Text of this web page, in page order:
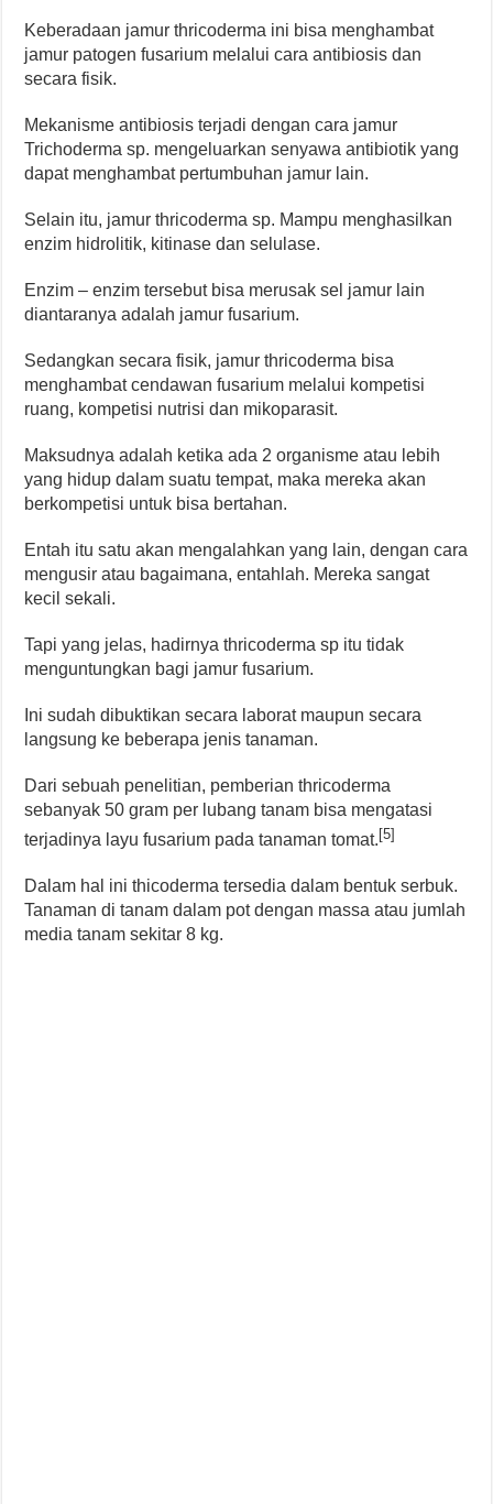
Keberadaan jamur thricoderma ini bisa menghambat
jamur patogen fusarium melalui cara antibiosis dan
secara fisik.
Mekanisme antibiosis terjadi dengan cara jamur
Trichoderma sp. mengeluarkan senyawa antibiotik yang
dapat menghambat pertumbuhan jamur lain.
Selain itu, jamur thricoderma sp. Mampu menghasilkan
enzim hidrolitik, kitinase dan selulase.
Enzim – enzim tersebut bisa merusak sel jamur lain
diantaranya adalah jamur fusarium.
Sedangkan secara fisik, jamur thricoderma bisa
menghambat cendawan fusarium melalui kompetisi
ruang, kompetisi nutrisi dan mikoparasit.
Maksudnya adalah ketika ada 2 organisme atau lebih
yang hidup dalam suatu tempat, maka mereka akan
berkompetisi untuk bisa bertahan.
Entah itu satu akan mengalahkan yang lain, dengan cara
mengusir atau bagaimana, entahlah. Mereka sangat
kecil sekali.
Tapi yang jelas, hadirnya thricoderma sp itu tidak
menguntungkan bagi jamur fusarium.
Ini sudah dibuktikan secara laborat maupun secara
langsung ke beberapa jenis tanaman.
Dari sebuah penelitian, pemberian thricoderma
sebanyak 50 gram per lubang tanam bisa mengatasi
terjadinya layu fusarium pada tanaman tomat.[5]
Dalam hal ini thicoderma tersedia dalam bentuk serbuk.
Tanaman di tanam dalam pot dengan massa atau jumlah
media tanam sekitar 8 kg.